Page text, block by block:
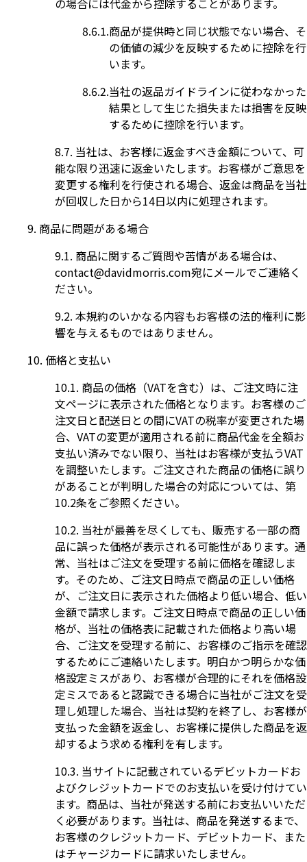
の場合には代金から控除することがあります。
商品が提供時と同じ状態でない場合、そ
の価値の減少を反映するために控除を行
います。
当社の返品ガイドラインに従わなかった
結果として生じた損失または損害を反映
するために控除を行います。
当社は、お客様に返金すべき金額について、可
能な限り迅速に返金いたします。お客様がご意思を
変更する権利を行使される場合、返金は商品を当社
が回収した日から14日以内に処理されます。
商品に問題がある場合
商品に関するご質問や苦情がある場合は、
contact@davidmorris.com宛にメールでご連絡く
ださい。
本規約のいかなる内容もお客様の法的権利に影
響を与えるものではありません。
価格と支払い
商品の価格（VATを含む）は、ご注文時に注
文ページに表示された価格となります。お客様のご
注文日と配送日との間にVATの税率が変更された場
合、VATの変更が適用される前に商品代金を全額お
支払い済みでない限り、当社はお客様が支払うVAT
を調整いたします。ご注文された商品の価格に誤り
があることが判明した場合の対応については、第
10.2条をご参照ください。
当社が最善を尽くしても、販売する一部の商
品に誤った価格が表示される可能性があります。通
常、当社はご注文を受理する前に価格を確認しま
す。そのため、ご注文日時点で商品の正しい価格
が、ご注文日に表示された価格より低い場合、低い
金額で請求します。ご注文日時点で商品の正しい価
格が、当社の価格表に記載された価格より高い場
合、ご注文を受理する前に、お客様のご指示を確認
するためにご連絡いたします。明白かつ明らかな価
格設定ミスがあり、お客様が合理的にそれを価格設
定ミスであると認識できる場合に当社がご注文を受
理し処理した場合、当社は契約を終了し、お客様が
支払った金額を返金し、お客様に提供した商品を返
却するよう求める権利を有します。
当サイトに記載されているデビットカードお
よびクレジットカードでのお支払いを受け付けてい
ます。商品は、当社が発送する前にお支払いいただ
く必要があります。当社は、商品を発送するまで、
お客様のクレジットカード、デビットカード、また
はチャージカードに請求いたしません。